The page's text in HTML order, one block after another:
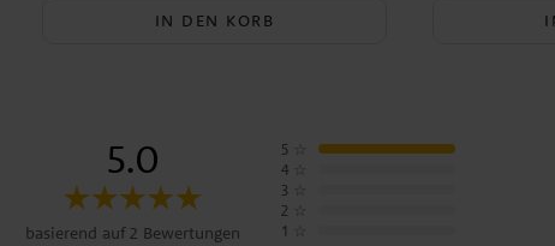
IN DEN KORB
5.0
basierend auf 2 Bewertungen
5
4
3
2
1